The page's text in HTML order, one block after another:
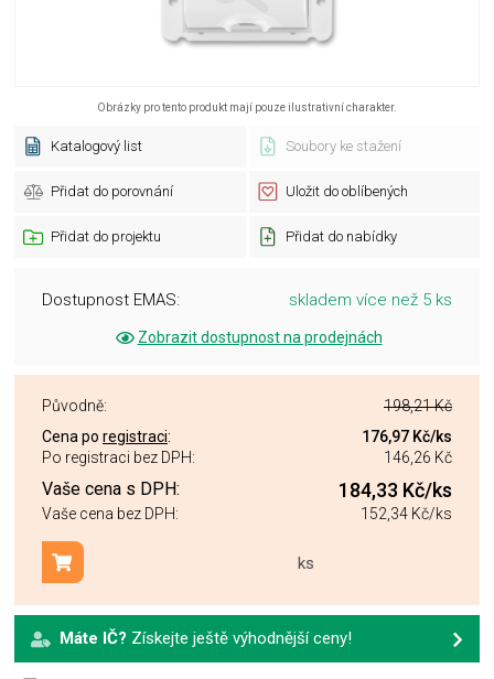
Obrázky pro tento produkt mají pouze ilustrativní charakter.
Katalogový list Soubory ke stažení
Přidat do porovnání Uložit do oblíbených
Přidat do projektu Přidat do nabídky
Dostupnost EMAS: skladem více než 5 ks
Zobrazit dostupnost na prodejnách
Původně:
198,21 Kč
Cena po registraci: 176,97 Kč/ks
Po registraci bez DPH:
146,26 Kč
Vaše cena s DPH: 184,33 Kč/ks
Vaše cena bez DPH: 152,34 Kč/ks
ks
Přidat do košíku
Máte IČ? Získejte ještě výhodnější ceny!